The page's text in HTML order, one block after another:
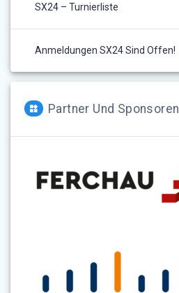
SX24 – Turnierliste
Anmeldungen SX24 Sind Offen!
Partner Und Sponsoren